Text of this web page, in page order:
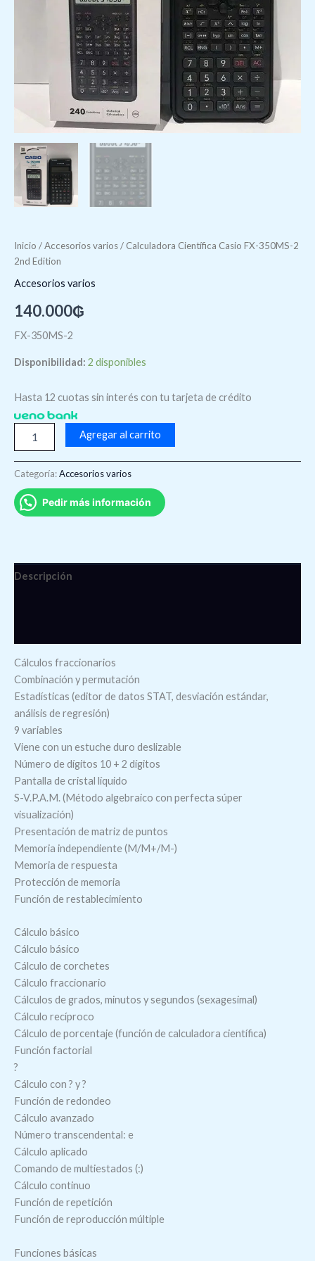
Inicio /Accesorios varios/ Calculadora Científica Casio FX-350MS-2
2nd Edition
Accesorios varios
140.000₲
FX-350MS-2
Disponibilidad: 2 disponibles
Hasta 12 cuotas sin interés con tu tarjeta de crédito
Agregar al carrito
Categoría:Accesorios varios
Pedir más información
Descripción
Cálculos fraccionarios
Combinación y permutación
Estadísticas (editor de datos STAT, desviación estándar,
análisis de regresión)
9 variables
Viene con un estuche duro deslizable
Número de dígitos 10 + 2 dígitos
Pantalla de cristal líquido
S-V.P.A.M. (Método algebraico con perfecta súper
visualización)
Presentación de matriz de puntos
Memoria independiente (M/M+/M-)
Memoria de respuesta
Protección de memoria
Función de restablecimiento
Cálculo básico
Cálculo básico
Cálculo de corchetes
Cálculo fraccionario
Cálculos de grados, minutos y segundos (sexagesimal)
Cálculo recíproco
Cálculo de porcentaje (función de calculadora científica)
Función factorial
?
Cálculo con ? y ?
Función de redondeo
Cálculo avanzado
Número transcendental: e
Cálculo aplicado
Comando de multiestados (:)
Cálculo continuo
Función de repetición
Función de reproducción múltiple
Funciones básicas